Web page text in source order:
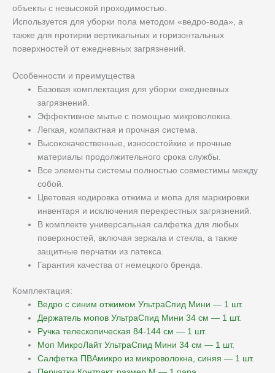
объекты с невысокой проходимостью.
Используется для уборки пола методом «ведро-вода», а
также для протирки вертикальных и горизонтальных
поверхностей от ежедневных загрязнений.
Особенности и преимущества
Базовая комплектация для уборки ежедневных
загрязнений.
Эффективное мытье с помощью микроволокна.
Легкая, компактная и прочная система.
Высококачественные, износостойкие и прочные
материалы продолжительного срока службы.
Все элементы системы полностью совместимы между
собой.
Цветовая кодировка отжима и мопа для маркировки
инвентаря и исключения перекрестных загрязнений.
В комплекте универсальная салфетка для любых
поверхностей, включая зеркала и стекла, а также
защитные перчатки из латекса.
Гарантия качества от немецкого бренда.
Комплектация:
Ведро с синим отжимом УльтраСпид Мини — 1 шт.
Держатель мопов УльтраСпид Мини 34 см — 1 шт.
Ручка телескопическая 84-144 см — 1 шт.
Моп МикроЛайт УльтраСпид Мини 34 см — 1 шт.
Салфетка ПВАмикро из микроволокна, синяя — 1 шт.